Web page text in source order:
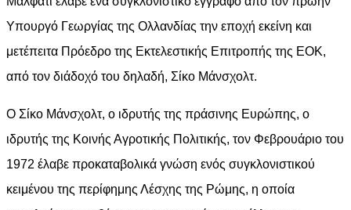
Υπουργό Γεωργίας της Ολλανδίας την εποχή εκείνη και
μετέπειτα Πρόεδρο της Εκτελεστικής Επιτροπής της ΕΟΚ,
από τον διάδοχό του δηλαδή, Σίκο Μάνσχολτ.
Ο Σίκο Μάνσχολτ, ο ιδρυτής της πράσινης Ευρώπης, ο
ιδρυτής της Κοινής Αγροτικής Πολιτικής, τον Φεβρουάριο του
1972 έλαβε προκαταβολικά γνώση ενός συγκλονιστικού
κειμένου της περίφημης Λέσχης της Ρώμης, η οποία